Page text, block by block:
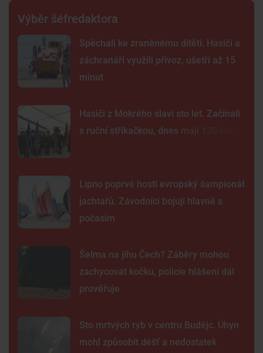
Výběr šéfredaktora
Spěchali ke zraněnému dítěti. Hasiči a
záchranáři využili přívoz, ušetří až 15
minut
Hasiči z Mokrého slaví sto let. Začínali
s ruční stříkačkou, dnes mají 130 členů
Lipno poprvé hostí evropský šampionát
jachtařů. Závodníci bojují hlavně s
počasím
Šelma na jihu Čech? Záběry mohou
zachycovat kočku, policie hlášení dál
prověřuje
Sto mrtvých ryb v centru Budějc. Úhyn
mohl způsobit déšť a nedostatek